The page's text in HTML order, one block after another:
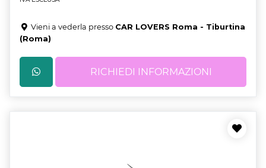
Vieni a vederla presso CAR LOVERS Roma - Tiburtina
(Roma)
RICHIEDI INFORMAZIONI